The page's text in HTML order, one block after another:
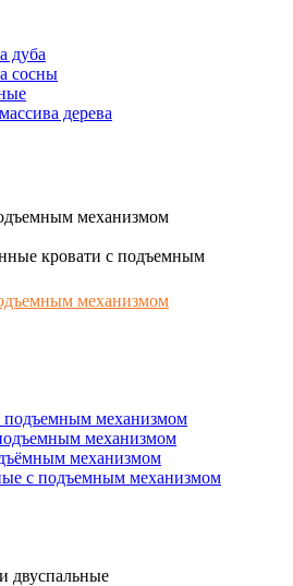
дуба
сосны
дерева
механизмом
кровати с подъемным
механизмом
подъемным механизмом
механизмом
механизмом
с подъемным механизмом
двуспальные